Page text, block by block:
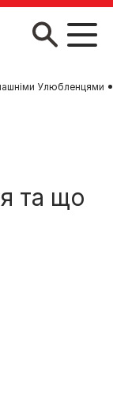
Улюбленцями
та що